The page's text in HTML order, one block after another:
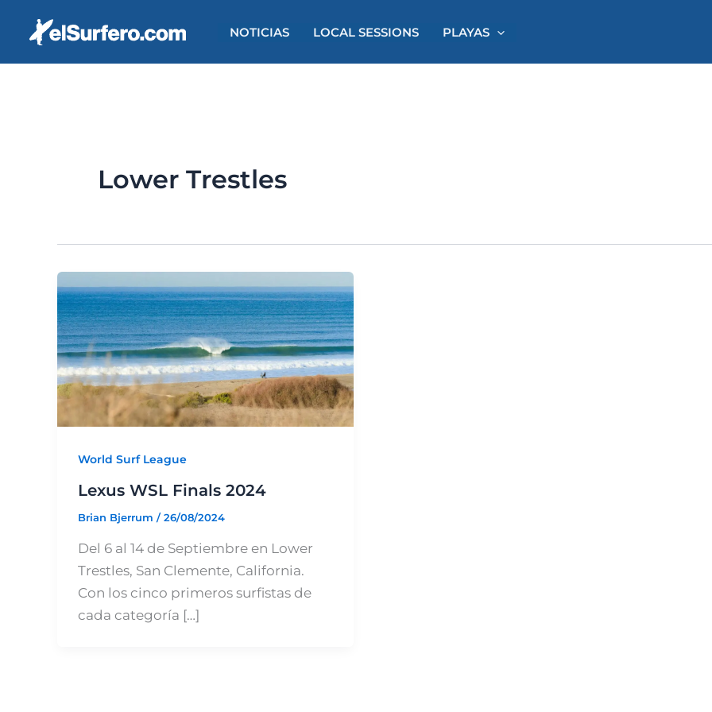
NOTICIAS LOCAL SESSIONS PLAYAS
Lower Trestles
World Surf League
Lexus WSL Finals 2024
Brian Bjerrum /26/08/2024
Del 6 al 14 de Septiembre en Lower
Trestles, San Clemente, California.
Con los cinco primeros surfistas de
cada categoría […]